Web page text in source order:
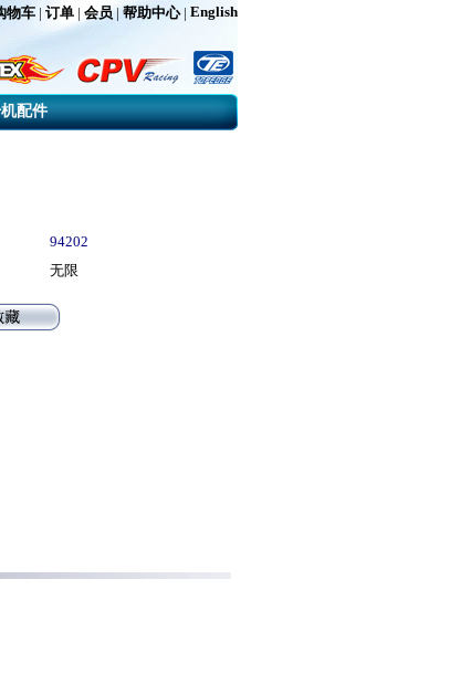
物车 | 订单 | 会员|帮助中心 | English
配件
94202
无限